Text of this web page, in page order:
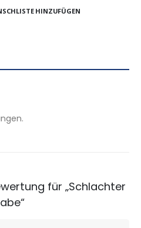
HINZUFÜGEN
für „Schlachter